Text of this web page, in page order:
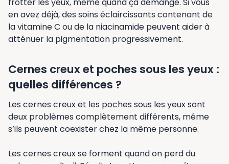
frotter les yeux, même quand ça démange. Si vous
en avez déjà, des soins éclaircissants contenant de
la vitamine C ou de la niacinamide peuvent aider à
atténuer la pigmentation progressivement.
Cernes creux et poches sous les yeux :
quelles différences ?
Les cernes creux et les poches sous les yeux sont
deux problèmes complètement différents, même
s’ils peuvent coexister chez la même personne.
Les cernes creux se forment quand on perd du